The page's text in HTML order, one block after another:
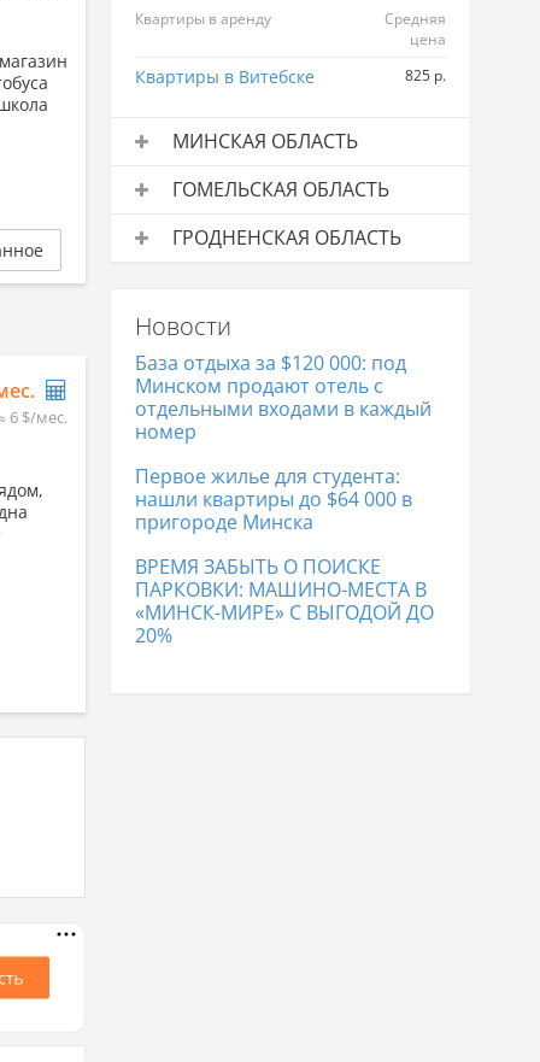
6 $/мес.
Квартиры в аренду
Средняя
цена
Квартиры в Витебске 825 р.
МИНСКАЯ ОБЛАСТЬ
Квартиры в Минске 2 019 р.
ГОМЕЛЬСКАЯ ОБЛАСТЬ
ГРОДНЕНСКАЯ ОБЛАСТЬ
Квартиры в Гродно
Новости
База отдыха за $120 000: под
Минском продают отель с
отдельными входами в каждый
номер
Первое жилье для студента:
нашли квартиры до $64 000 в
пригороде Минска
ВРЕМЯ ЗАБЫТЬ О ПОИСКЕ
ПАРКОВКИ: МАШИНО-МЕСТА В
«МИНСК-МИРЕ» С ВЫГОДОЙ ДО
20%